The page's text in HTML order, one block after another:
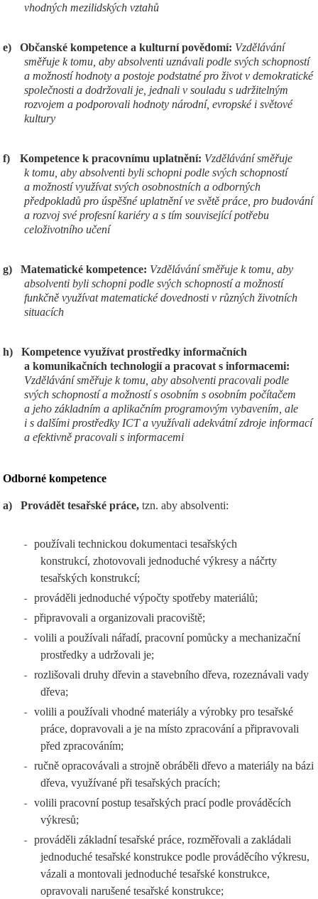
vhodných mezilidských vztahů
e) Občanské kompetence a kulturní povědomí: Vzdělávání
směřuje k tomu, aby absolventi uznávali podle svých schopností
a možností hodnoty a postoje podstatné pro život v demokratické
společnosti a dodržovali je, jednali v souladu s udržitelným
rozvojem a podporovali hodnoty národní, evropské i světové
kultury
f) Kompetence k pracovnímu uplatnění: Vzdělávání směřuje
k tomu, aby absolventi byli schopni podle svých schopností
a možností využívat svých osobnostních a odborných
předpokladů pro úspěšné uplatnění ve světě práce, pro budování
a rozvoj své profesní kariéry a s tím související potřebu
celoživotního učení
g) Matematické kompetence: Vzdělávání směřuje k tomu, aby
absolventi byli schopni podle svých schopností a možností
funkčně využívat matematické dovednosti v různých životních
situacích
h)
Kompetence využívat prostředky informačních
a komunikačních technologií a pracovat s informacemi:
Vzdělávání směřuje k tomu, aby absolventi pracovali podle
svých schopností a možností s osobním s osobním počítačem
a jeho základním a aplikačním programovým vybavením, ale
i s dalšími prostředky ICT a využívali adekvátní zdroje informací
a efektivně pracovali s informacemi
Odborné kompetence
a) Provádět tesařské práce, tzn. aby absolventi:
-
používali technickou dokumentaci tesařských
konstrukcí, zhotovovali jednoduché výkresy a náčrty
tesařských konstrukcí;
- prováděli jednoduché výpočty spotřeby materiálů;
- připravovali a organizovali pracoviště;
-
volili a používali nářadí, pracovní pomůcky a mechanizační
prostředky a udržovali je;
-
rozlišovali druhy dřevin a stavebního dřeva, rozeznávali vady
dřeva;
-
volili a používali vhodné materiály a výrobky pro tesařské
práce, dopravovali a je na místo zpracování a připravovali
před zpracováním;
-
ručně opracovávali a strojně obráběli dřevo a materiály na bázi
dřeva, využívané při tesařských pracích;
-
volili pracovní postup tesařských prací podle prováděcích
výkresů;
-
prováděli základní tesařské práce, rozměřovali a zakládali
jednoduché tesařské konstrukce podle prováděcího výkresu,
vázali a montovali jednoduché tesařské konstrukce,
opravovali narušené tesařské konstrukce;